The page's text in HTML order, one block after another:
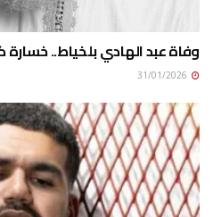
وفاة عبد الهادي بلخياط.. خسارة